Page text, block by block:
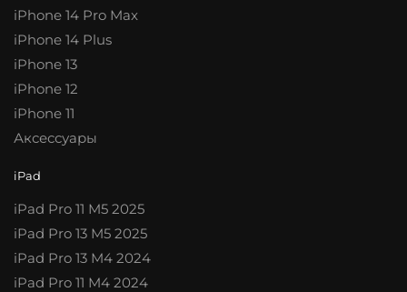
iPhone 14 Pro Max
iPhone 14 Plus
iPhone 13
iPhone 12
iPhone 11
Аксессуары
iPad
iPad Pro 11 M5 2025
iPad Pro 13 M5 2025
iPad Pro 13 M4 2024
iPad Pro 11 M4 2024